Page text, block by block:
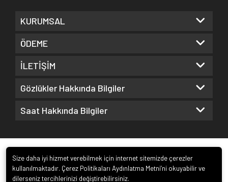
KURUMSAL
ÖDEME
İLETİŞİM
Gözlükler Hakkında Bilgiler
Saat Hakkında Bilgiler
Size daha iyi hizmet verebilmek için internet sitemizde çerezler
kullanılmaktadır. Çerez Politikaları Aydınlatma Metni’ni okuyabilir ve
dilerseniz tercihlerinizi değiştirebilirsiniz.